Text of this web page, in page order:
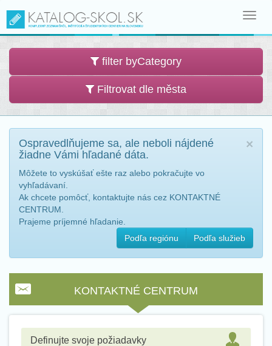
filter byCategory
Filtrovat dle města
×
Ospravedlňujeme sa, ale neboli nájdené
žiadne Vámi hľadané dáta.
Môžete to vyskúšať ešte raz alebo pokračujte vo
vyhľadávaní.
Ak chcete pomôcť, kontaktujte nás cez KONTAKTNÉ
CENTRUM.
Prajeme príjemné hľadanie.
Podľa regiónu
Podľa služieb
KONTAKTNÉ CENTRUM
Definujte svoje požiadavky